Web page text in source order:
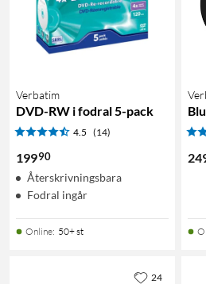
Verbatim
DVD-RW i fodral 5-pack
4.5 (14)
19990
Återskrivningsbara
Fodral ingår
Online: 50+ st
24